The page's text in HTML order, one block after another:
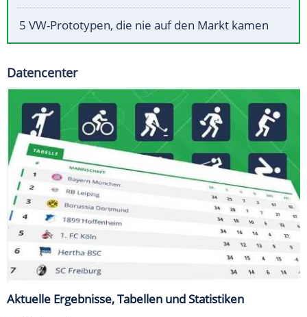
5 VW-Prototypen, die nie auf den Markt kamen
Datencenter
Aktuelle Ergebnisse, Tabellen und Statistiken